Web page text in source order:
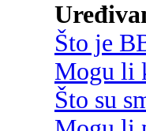
Što je
Mogu li
Što su